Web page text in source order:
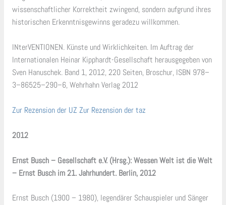
wissenschaftlicher Korrektheit zwingend, sondern aufgrund ihres
historischen Erkenntnisgewinns geradezu willkommen.
INterVENTIONEN. Künste und Wirklichkeiten. Im Auftrag der
Internationalen Heinar Kipphardt-Gesellschaft herausgegeben von
Sven Hanuschek. Band 1, 2012, 220 Seiten, Broschur, ISBN 978–
3–86525–290–6, Wehrhahn Verlag 2012
Zur Rezension der UZ Zur Rezension der taz
2012
Ernst Busch – Gesellschaft e.V. (Hrsg.): Wessen Welt ist die Welt
– Ernst Busch im 21. Jahrhundert. Berlin, 2012
Ernst Busch (1900 – 1980), legendärer Schauspieler und Sänger